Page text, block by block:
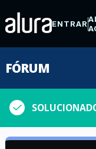
ENTRAR
FÓRUM